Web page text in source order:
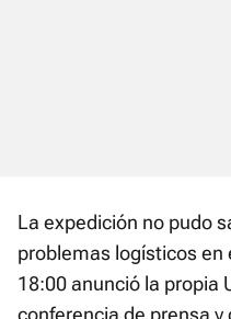
La expedición no pudo
problemas logísticos en
18:00 anunció la propia
conferencia de prensa